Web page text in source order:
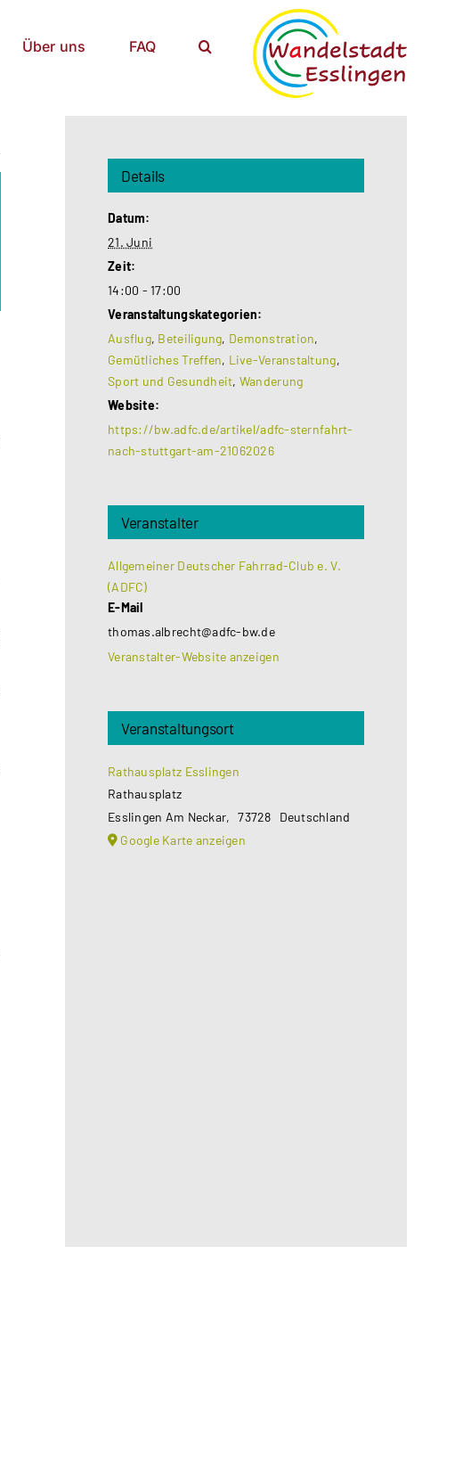
Über uns FAQ
Details
Datum:
21. Juni
Zeit:
14:00 - 17:00
Veranstaltungskategorien:
Ausflug, Beteiligung, Demonstration,
Gemütliches Treffen, Live-Veranstaltung,
Sport und Gesundheit, Wanderung
Website:
https://bw.adfc.de/artikel/adfc-sternfahrt-
nach-stuttgart-am-21062026
Veranstalter
Allgemeiner Deutscher Fahrrad-Club e. V.
(ADFC)
E-Mail
thomas.albrecht@adfc-bw.de
Veranstalter-Website anzeigen
Veranstaltungsort
Rathausplatz Esslingen
Rathausplatz
Esslingen Am Neckar, 73728
Deutschland
Google Karte anzeigen